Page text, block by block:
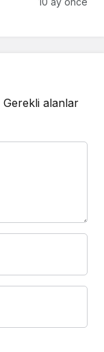
Gerekli alanlar